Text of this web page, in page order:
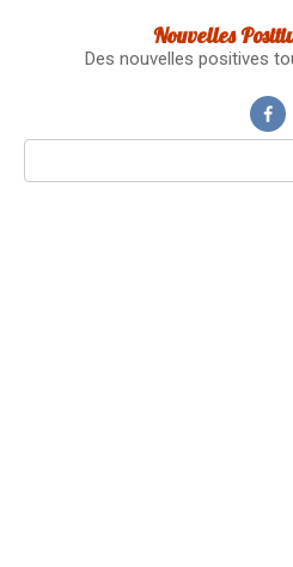
Nouvelles
Des nouvelles positives